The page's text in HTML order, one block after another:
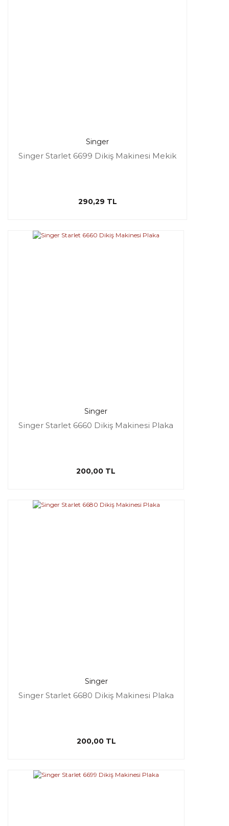
Singer
Singer Starlet 6699 Dikiş Makinesi Mekik
290,29 TL
Singer
Singer Starlet 6660 Dikiş Makinesi Plaka
200,00 TL
Singer
Singer Starlet 6680 Dikiş Makinesi Plaka
200,00 TL